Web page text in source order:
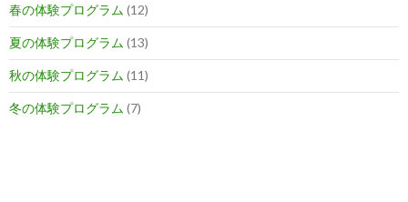
春の体験プログラム (12)
夏の体験プログラム (13)
秋の体験プログラム (11)
冬の体験プログラム (7)